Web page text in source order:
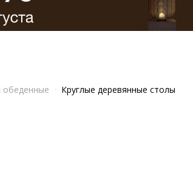
обеденные Круглые деревянные столы